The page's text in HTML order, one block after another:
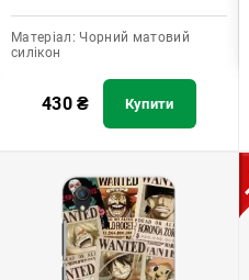
Матеріал: Чорний матовий
силікон
430₴ Купити